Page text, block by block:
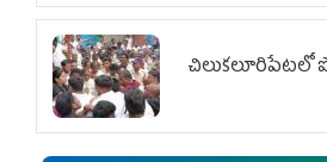
చిలుక‌లూరిపేట‌లో